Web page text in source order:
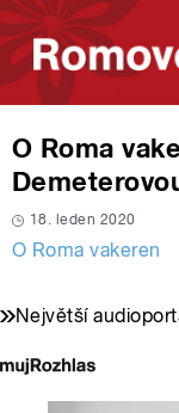
O Roma
18. leden 2020
O Roma vakeren
Největší